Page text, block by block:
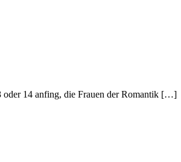
oder 14 anfing, die Frauen der Romantik […]